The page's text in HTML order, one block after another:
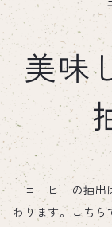
美味
コーヒーの抽出
わります。こちら